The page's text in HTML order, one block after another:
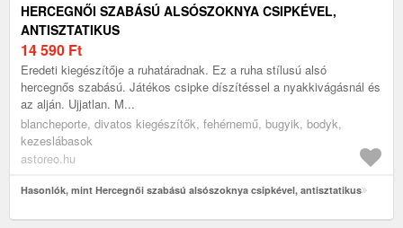
HERCEGNŐI SZABÁSÚ ALSÓSZOKNYA CSIPKÉVEL,
ANTISZTATIKUS
14 590 Ft
Eredeti kiegészítője a ruhatáradnak. Ez a ruha stílusú alsó
hercegnős szabású. Játékos csipke díszítéssel a nyakkivágásnál és
az alján. Ujjatlan. M...
blancheporte, divatos kiegészítők, fehérnemű, bugyik, bodyk,
kezeslábasok
astoreo.hu
Hasonlók, mint Hercegnői szabású alsószoknya csipkével, antisztatikus